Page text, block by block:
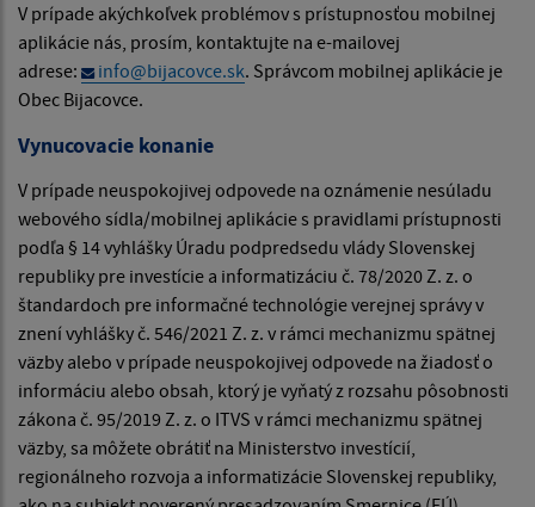
V prípade akýchkoľvek problémov s prístupnosťou mobilnej
aplikácie nás, prosím, kontaktujte na e-mailovej
adrese:
info@bijacovce.sk. Správcom mobilnej aplikácie je
Obec Bijacovce.
Vynucovacie konanie
V prípade neuspokojivej odpovede na oznámenie nesúladu
webového sídla/mobilnej aplikácie s pravidlami prístupnosti
podľa § 14 vyhlášky Úradu podpredsedu vlády Slovenskej
republiky pre investície a informatizáciu č. 78/2020 Z. z. o
štandardoch pre informačné technológie verejnej správy v
znení vyhlášky č. 546/2021 Z. z. v rámci mechanizmu spätnej
väzby alebo v prípade neuspokojivej odpovede na žiadosť o
informáciu alebo obsah, ktorý je vyňatý z rozsahu pôsobnosti
zákona č. 95/2019 Z. z. o ITVS v rámci mechanizmu spätnej
väzby, sa môžete obrátiť na Ministerstvo investícií,
regionálneho rozvoja a informatizácie Slovenskej republiky,